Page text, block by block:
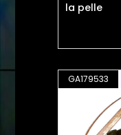
la pelle
GA179533